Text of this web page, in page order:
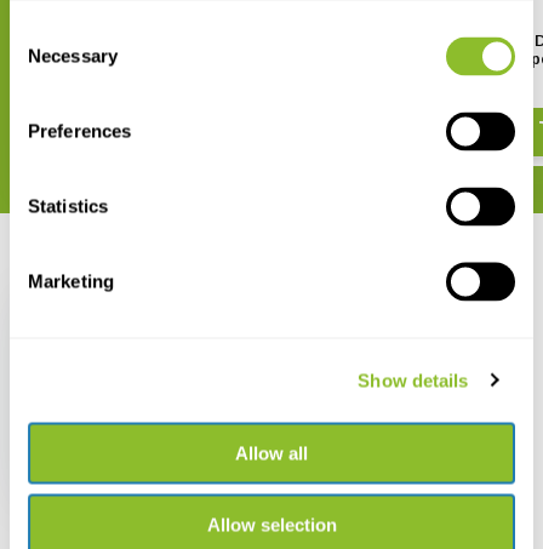
Selection
Necessary
Preferences
Statistics
Marketing
Show details
Allow all
Allow selection
66A-N voor TSN-66A
Vortex Diamondback
48x65 Spotting
Kowa Spotting Scope
€ 2.119,-